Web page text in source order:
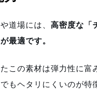
道場には、高密度な「
最適です。
この素材は弾力性に富
もヘタリにくいのが特